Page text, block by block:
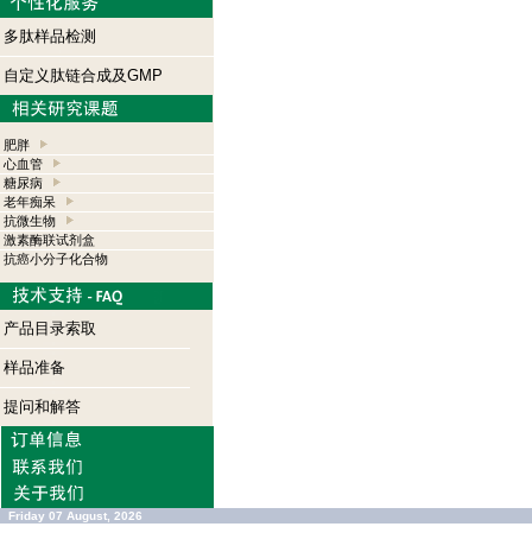
多肽样品检测
自定义肽链合成及GMP
肥胖
心血管
糖尿病
老年痴呆
抗微生物
激素酶联试剂盒
抗癌小分子化合物
产品目录索取
样品准备
提问和解答
Friday 07 August, 2026